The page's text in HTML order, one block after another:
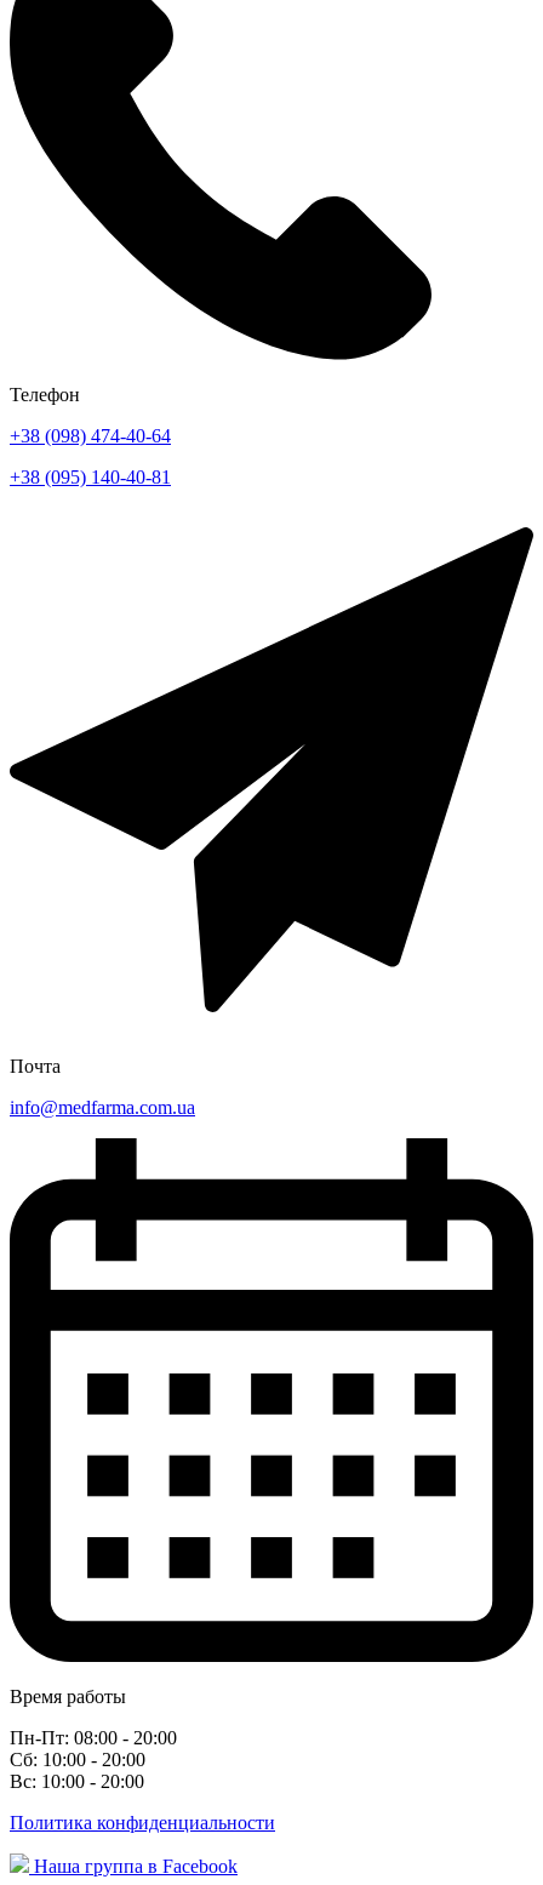
Телефон
+38 (098) 474-40-64
+38 (095) 140-40-81
Почта
info@medfarma.com.ua
Время работы
Пн-Пт: 08:00 - 20:00
Сб: 10:00 - 20:00
Вс: 10:00 - 20:00
Политика конфиденциальности
Наша группа в Facebook